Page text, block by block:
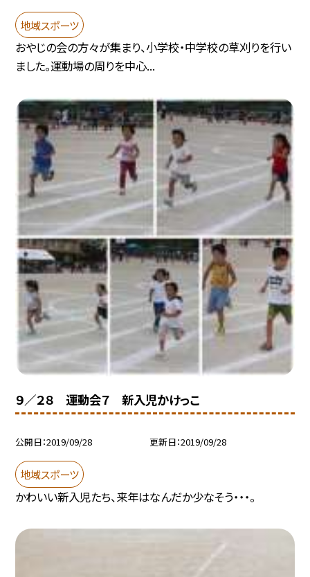
地域スポーツ
おやじの会の方々が集まり、小学校・中学校の草刈りを行い
ました。運動場の周りを中心...
９／２８ 運動会７ 新入児かけっこ
公開日 2019/09/28 更新日 2019/09/28
地域スポーツ
かわいい新入児たち、来年はなんだか少なそう・・・。